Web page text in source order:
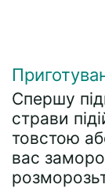
Спершу
страви
товстою
вас